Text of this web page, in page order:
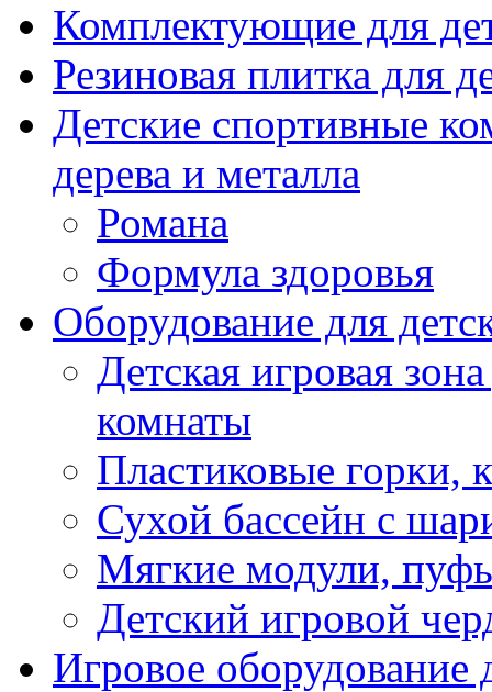
Комплектующие для
Резиновая плитка для
Детские спортивные
дерева и металла
Романа
Формула здоровья
Оборудование для
Детская игровая
комнаты
Пластиковые горки,
Сухой бассейн с
Мягкие модули,
Детский игровой
Игровое оборудование